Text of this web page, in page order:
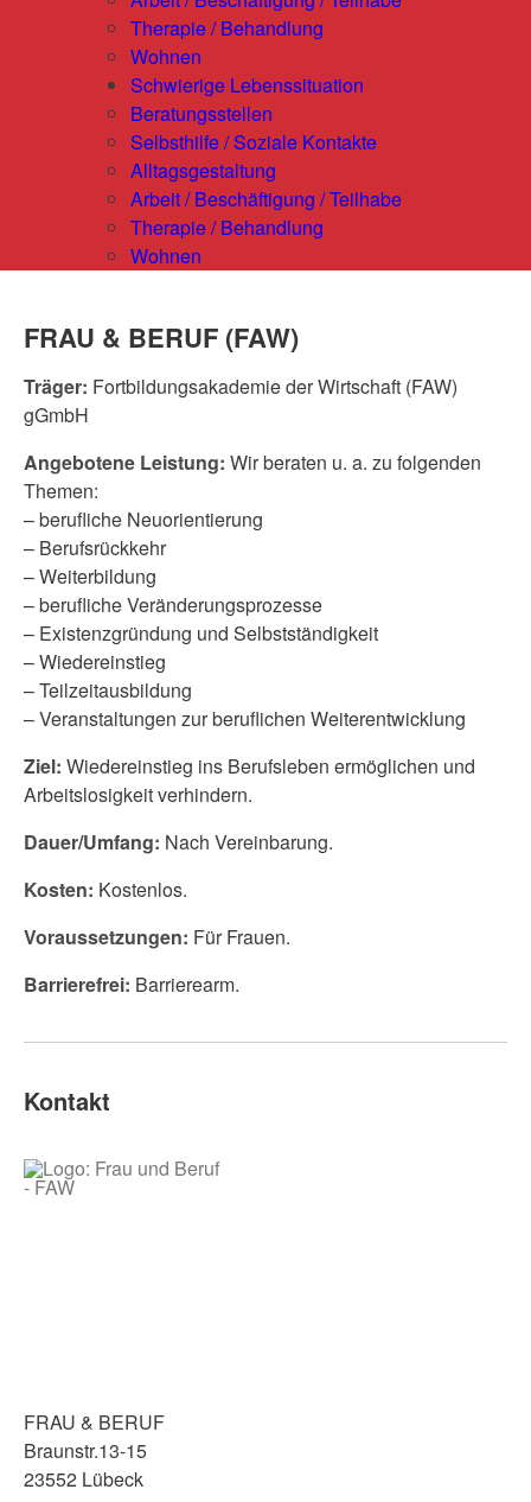
Therapie / Behandlung
Wohnen
Schwierige Lebenssituation
Beratungsstellen
Selbsthilfe / Soziale Kontakte
Alltagsgestaltung
Arbeit / Beschäftigung / Teilhabe
Therapie / Behandlung
Wohnen
FRAU & BERUF (FAW)
Träger: Fortbildungsakademie der Wirtschaft (FAW)
gGmbH
Angebotene Leistung: Wir beraten u. a. zu folgenden
Themen:
– berufliche Neuorientierung
– Berufsrückkehr
– Weiterbildung
– berufliche Veränderungsprozesse
– Existenzgründung und Selbstständigkeit
– Wiedereinstieg
– Teilzeitausbildung
– Veranstaltungen zur beruflichen Weiterentwicklung
Ziel: Wiedereinstieg ins Berufsleben ermöglichen und
Arbeitslosigkeit verhindern.
Dauer/Umfang: Nach Vereinbarung.
Kosten: Kostenlos.
Voraussetzungen: Für Frauen.
Barrierefrei: Barrierearm.
Kontakt
FRAU & BERUF
Braunstr.13-15
23552 Lübeck